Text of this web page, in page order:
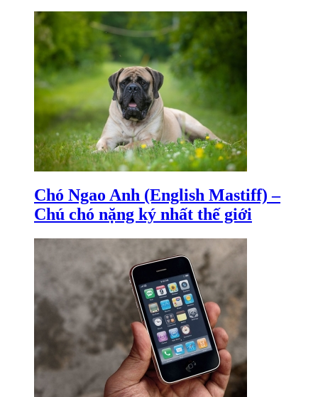
Chó Ngao Anh (English Mastiff) –
Chú chó nặng ký nhất thế giới